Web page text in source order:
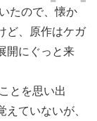
たので、懐か
ど、原作はケガ
開にぐっと来
とを思い出
ていないが、